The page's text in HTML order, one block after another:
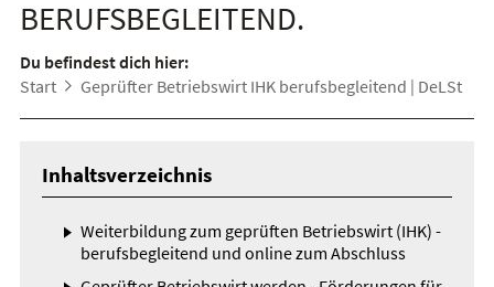
BERUFSBEGLEITEND.
Du befindest dich hier:
Start
Geprüfter Betriebswirt IHK berufsbegleitend | DeLSt
Inhaltsverzeichnis
Weiterbildung zum geprüften Betriebswirt (IHK) -
berufsbegleitend und online zum Abschluss